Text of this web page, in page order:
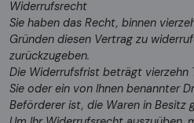
Widerrufsrecht
Sie haben das Recht, binnen
Gründen diesen Vertrag zu
zurückzugeben.
Die Widerrufsfrist beträgt vierzehn
Sie oder ein von Ihnen benannter
Beförderer ist, die Waren in Besitz